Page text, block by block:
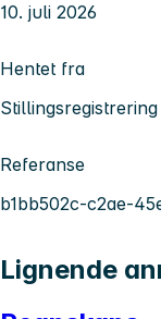
10. juli 2026
Hentet fra
Stillingsregistrering
Referanse
b1bb502c-c2ae-
Lignende